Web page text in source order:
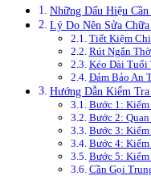
Những Dấu Hiệu
Lý Do Nên Sửa
Tiết Kiệm
Rút Ngắn
Kéo Dài Tuổi
Đảm Bảo An
Hướng Dẫn Kiểm
Bước 1:
Bước 2:
Bước 3:
Bước 4:
Bước 5:
Cần Gọi